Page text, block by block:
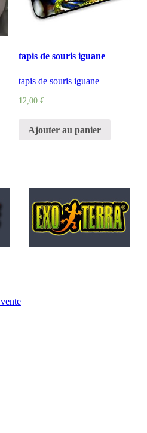
tapis de souris iguane
tapis de souris iguane
12,00 €
Ajouter au panier